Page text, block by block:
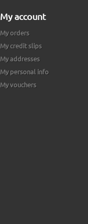
My account
My orders
My credit slips
My addresses
My personal info
My vouchers